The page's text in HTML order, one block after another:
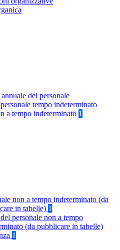
del personale
tempo indeterminato
a tempo indeterminato 1
non a tempo indeterminato (da
in tabelle) 1
personale non a tempo
(da pubblicare in tabelle)
1